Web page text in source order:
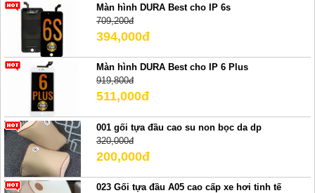
Màn hình DURA Best cho IP 6s
709,200đ
394,000đ
Màn hình DURA Best cho IP 6 Plus
919,800đ
511,000đ
001 gối tựa đầu cao su non bọc da dp
320,000đ
200,000đ
023 Gối tựa đầu A05 cao cấp xe hơi tinh tế